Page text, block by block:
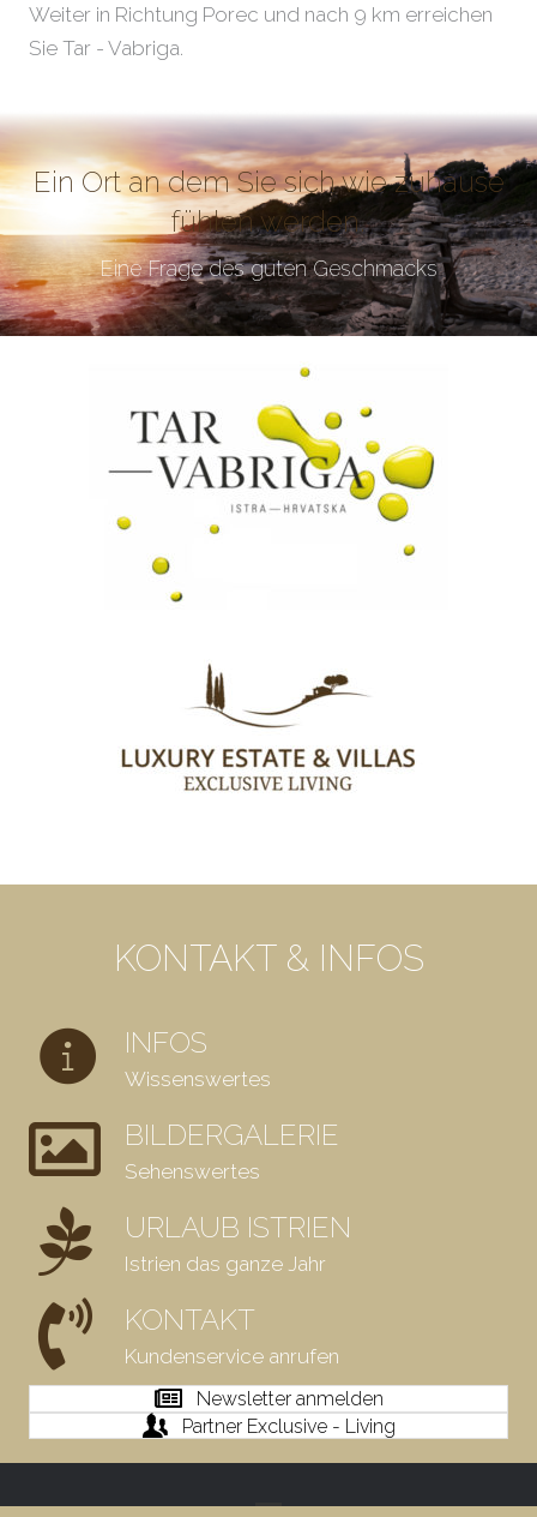
Weiter in Richtung Porec und nach 9 km erreichen
Sie Tar - Vabriga.
Ein Ort an dem Sie sich wie zuhause
fühlen werden.
Eine Frage des guten Geschmacks
KONTAKT & INFOS
INFOS
Wissenswertes
BILDERGALERIE
Sehenswertes
URLAUB ISTRIEN
Istrien das ganze Jahr
KONTAKT
Kundenservice anrufen
Newsletter anmelden
Partner Exclusive - Living